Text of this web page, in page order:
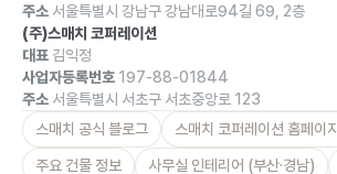
주소 서울특별시 강남구 강남대로94길 69, 2층
(주)스매치 코퍼레이션
대표 김익정
사업자등록번호 197-88-01844
주소 서울특별시 서초구 서초중앙로 123
스매치 공식 블로그
스매치 코퍼레이션 홈페이지
주요 건물 정보 사무실 인테리어 (부산·경남)